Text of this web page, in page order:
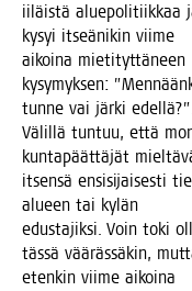
iiläis­tä alue­po­li­tiik­kaa
kysyi itseä­ni­kin vii­me
aikoi­na mie­ti­tyt­tä­neen
kysy­myk­sen:
tun­ne vai jär­ki
Välil­lä tun­tuu, että
kun­ta­päät­tä­jät
itsen­sä ensi­si­jai­ses­ti
alu­een tai kylän
edus­ta­jik­si. Voin toki
täs­sä vää­räs­sä­kin,
eten­kin vii­me aikoi­na